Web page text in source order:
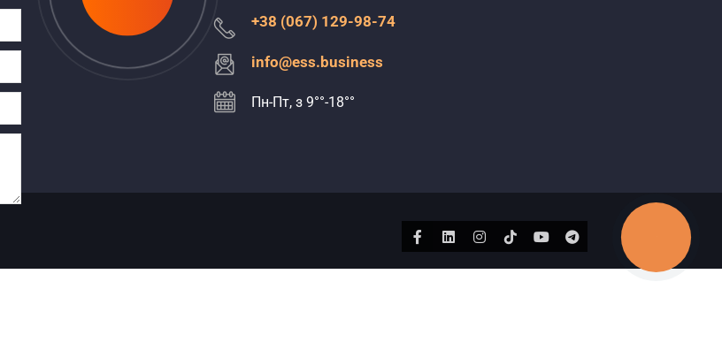
+38 (067) 129-98-74
info@ess.business
Пн-Пт, з 9°°-18°°
Facebook
LinkedinInstagram
TiktokYoutubeTelegram